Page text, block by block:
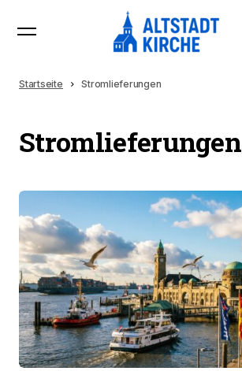
Startseite Stromlieferungen
Stromlieferungen